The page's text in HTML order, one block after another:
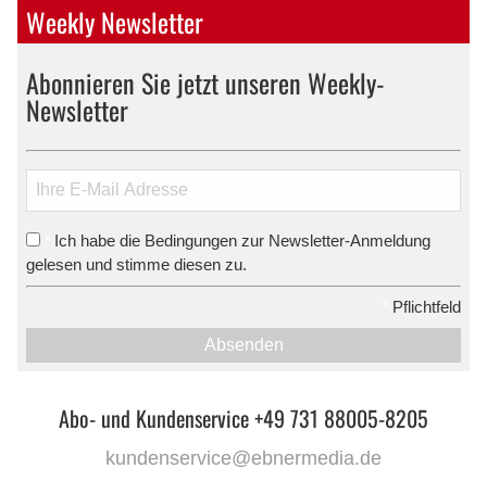
Weekly Newsletter
Abonnieren Sie jetzt unseren Weekly-
Newsletter
Ich habe die Bedingungen zur Newsletter-Anmeldung
gelesen und stimme diesen zu.
Pflichtfeld
Absenden
Abo- und Kundenservice +49 731 88005-8205
kundenservice@ebnermedia.de